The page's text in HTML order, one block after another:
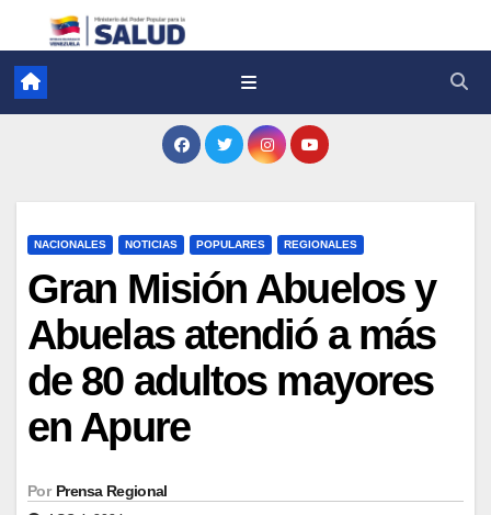
NACIONALES NOTICIAS POPULARES REGIONALES
Gran Misión Abuelos y
Abuelas atendió a más
de 80 adultos mayores
en Apure
Por Prensa Regional